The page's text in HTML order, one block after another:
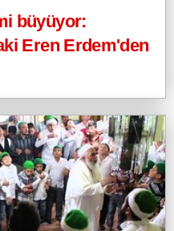
büyüyor:
Eren Erdem'den